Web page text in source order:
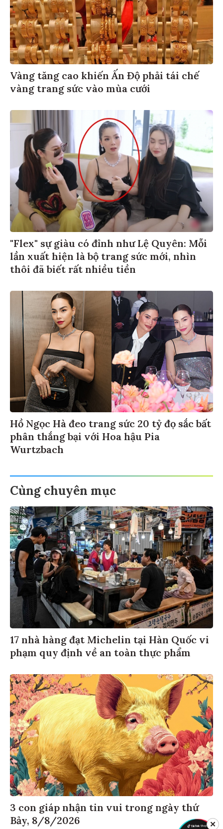
Vàng tăng cao khiến Ấn Độ phải tái chế
vàng trang sức vào mùa cưới
"Flex" sự giàu có đỉnh như Lệ Quyên: Mỗi
lần xuất hiện là bộ trang sức mới, nhìn
thôi đã biết rất nhiều tiền
Hồ Ngọc Hà đeo trang sức 20 tỷ đọ sắc bất
phân thắng bại với Hoa hậu Pia
Wurtzbach
Cùng chuyên mục
17 nhà hàng đạt Michelin tại Hàn Quốc vi
phạm quy định về an toàn thực phẩm
3 con giáp nhận tin vui trong ngày thứ
Bảy, 8/8/2026
✕